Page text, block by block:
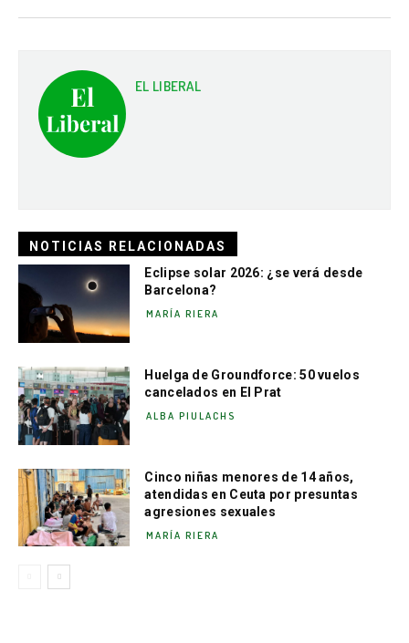
EL LIBERAL
NOTICIAS RELACIONADAS
Eclipse solar 2026: ¿se verá desde
Barcelona?
MARÍA RIERA
Huelga de Groundforce: 50 vuelos
cancelados en El Prat
ALBA PIULACHS
Cinco niñas menores de 14 años,
atendidas en Ceuta por presuntas
agresiones sexuales
MARÍA RIERA